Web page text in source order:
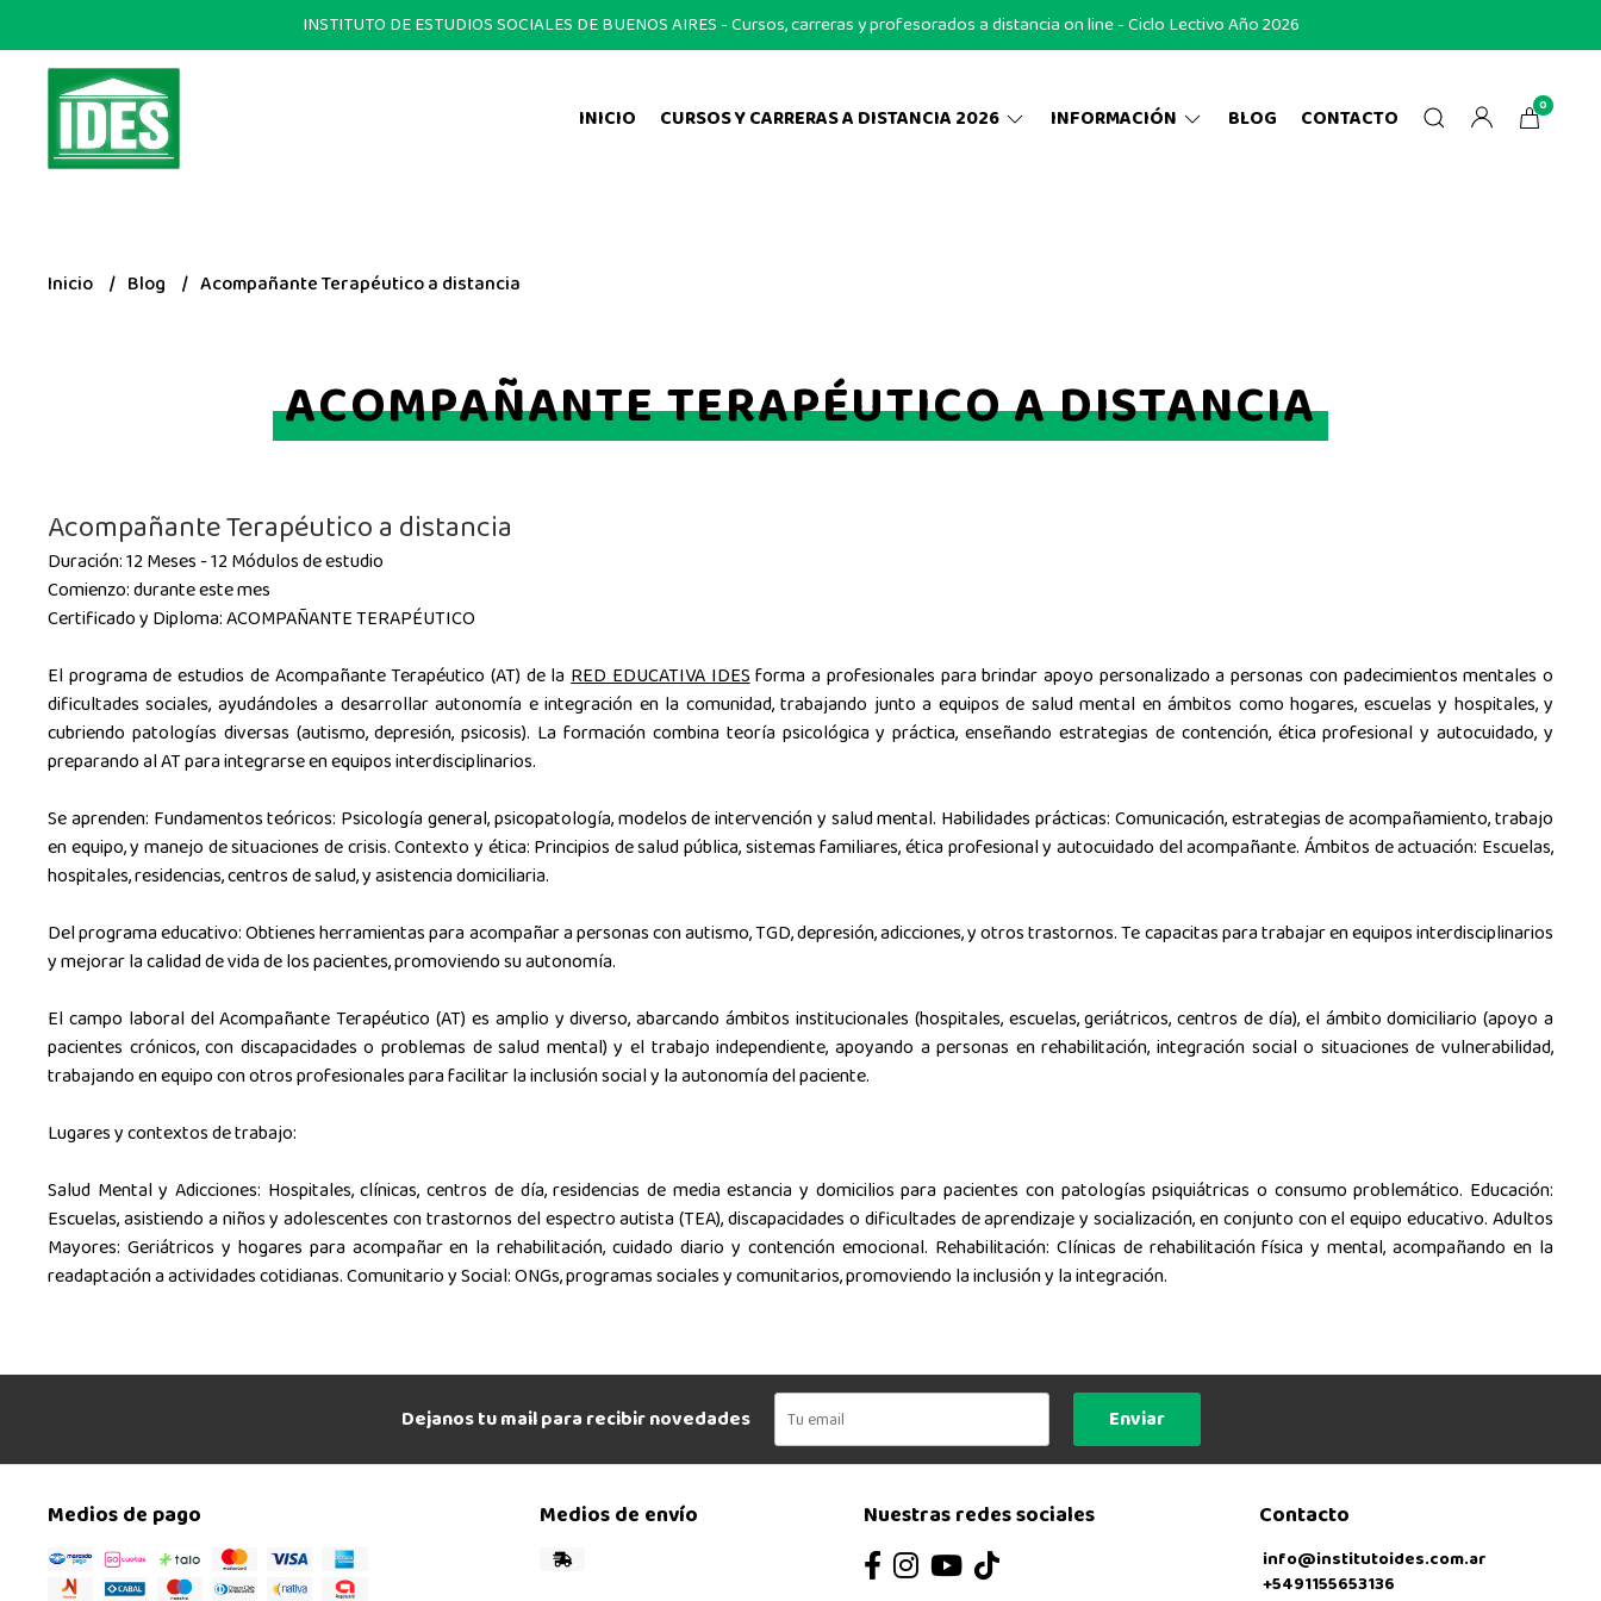
INSTITUTO DE ESTUDIOS SOCIALES DE BUENOS AIRES - Cursos, carreras y profesorados a distancia on line - Ciclo Lectivo Año 2026
INICIO CURSOS Y CARRERAS A DISTANCIA 2026 INFORMACIÓN BLOG CONTACTO 0
Inicio Blog Acompañante Terapéutico a distancia
ACOMPAÑANTE TERAPÉUTICO A DISTANCIA
Acompañante Terapéutico a distancia
Duración: 12 Meses - 12 Módulos de estudio
Comienzo: durante este mes
Certificado y Diploma: ACOMPAÑANTE TERAPÉUTICO
El programa de estudios de Acompañante Terapéutico (AT) de laRED EDUCATIVA IDESforma a profesionales para brindar apoyo personalizado a personas con padecimientos mentales o
dificultades sociales, ayudándoles a desarrollar autonomía e integración en la comunidad, trabajando junto a equipos de salud mental en ámbitos como hogares, escuelas y hospitales, y
cubriendo patologías diversas (autismo, depresión, psicosis). La formación combina teoría psicológica y práctica, enseñando estrategias de contención, ética profesional y autocuidado, y
preparando al AT para integrarse en equipos interdisciplinarios.
Se aprenden: Fundamentos teóricos: Psicología general, psicopatología, modelos de intervención y salud mental. Habilidades prácticas: Comunicación, estrategias de acompañamiento, trabajo
en equipo, y manejo de situaciones de crisis. Contexto y ética: Principios de salud pública, sistemas familiares, ética profesional y autocuidado del acompañante. Ámbitos de actuación: Escuelas,
hospitales, residencias, centros de salud, y asistencia domiciliaria.
Del programa educativo: Obtienes herramientas para acompañar a personas con autismo, TGD, depresión, adicciones, y otros trastornos. Te capacitas para trabajar en equipos interdisciplinarios
y mejorar la calidad de vida de los pacientes, promoviendo su autonomía.
El campo laboral del Acompañante Terapéutico (AT) es amplio y diverso, abarcando ámbitos institucionales (hospitales, escuelas, geriátricos, centros de día), el ámbito domiciliario (apoyo a
pacientes crónicos, con discapacidades o problemas de salud mental) y el trabajo independiente, apoyando a personas en rehabilitación, integración social o situaciones de vulnerabilidad,
trabajando en equipo con otros profesionales para facilitar la inclusión social y la autonomía del paciente.
Lugares y contextos de trabajo:
Salud Mental y Adicciones: Hospitales, clínicas, centros de día, residencias de media estancia y domicilios para pacientes con patologías psiquiátricas o consumo problemático. Educación:
Escuelas, asistiendo a niños y adolescentes con trastornos del espectro autista (TEA), discapacidades o dificultades de aprendizaje y socialización, en conjunto con el equipo educativo. Adultos
Mayores: Geriátricos y hogares para acompañar en la rehabilitación, cuidado diario y contención emocional. Rehabilitación: Clínicas de rehabilitación física y mental, acompañando en la
readaptación a actividades cotidianas. Comunitario y Social: ONGs, programas sociales y comunitarios, promoviendo la inclusión y la integración.
Dejanos tu mail para recibir novedades Enviar
Medios de pago Medios de envío Nuestras redes sociales Contacto
info@institutoides.com.ar
+5491155653136